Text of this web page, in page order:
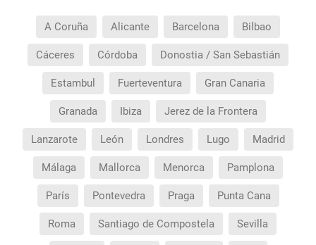
A Coruña Alicante Barcelona Bilbao
Cáceres Córdoba Donostia / San Sebastián
Estambul Fuerteventura Gran Canaria
Granada Ibiza Jerez de la Frontera
Lanzarote León Londres Lugo Madrid
Málaga Mallorca Menorca Pamplona
París Pontevedra Praga Punta Cana
Roma Santiago de Compostela Sevilla